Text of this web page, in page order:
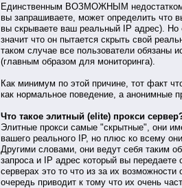
Единственным ВОЗМОЖНЫМ недостатком
вы запрашиваете, может определить что
вы скрываете ваш реальный IP адрес). Но
значит что он пытается скрыть свой
таком случае все пользователи обязаны
(главным образом для мониторинга).
Как минимум по этой причине, тот факт
как нормальное поведение, а анонимные
Что такое элитный (elite) прокси
Элитные прокси самые "скрытные", они
вашего реального IP, но плюс ко всему
Другими словами, они ведут себя таким
запроса и IP адрес который вы
серверах это то что из за их
очередь приводит к тому что их очень